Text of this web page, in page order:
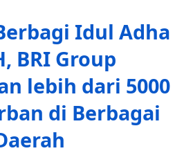
Idul Adha
BRI Group
lebih dari 5000
di Berbagai